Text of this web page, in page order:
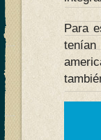
Para
tenían